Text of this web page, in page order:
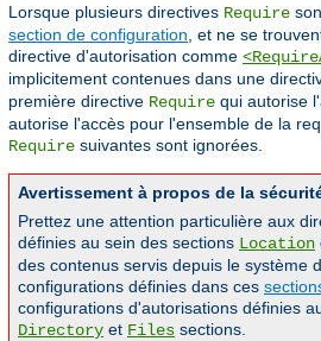
Lorsque plusieurs directives Require
section de configuration , et ne se
directive d'autorisation comme
implicitement contenues dans une
première directive Require qui autorise
autorise l'accès pour l'ensemble de la
Require suivantes sont ignorées.
Avertissement à propos de la
Prettez une attention particulière aux
définies au sein des sections Location
des contenus servis depuis le système
configurations définies dans ces
configurations d'autorisations définies
Directory et Files sections.